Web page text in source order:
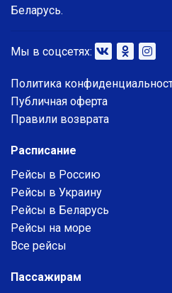
Беларусь.
Мы в соцсетях:
Политика
Публичная оферта
Правили возврата
Расписание
Рейсы в Россию
Рейсы в Украину
Рейсы в Беларусь
Рейсы на море
Все рейсы
Пассажирам